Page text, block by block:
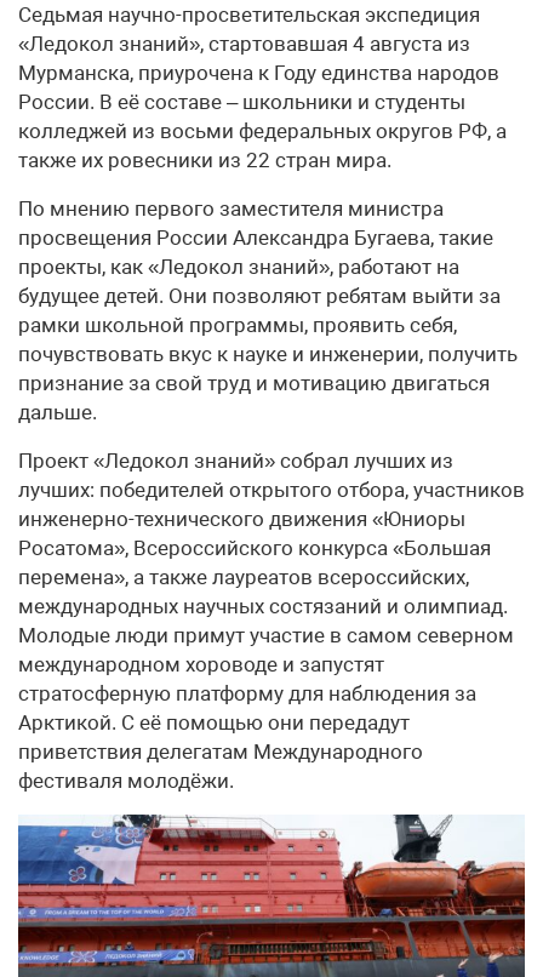
Седьмая научно-просветительская экспедиция
«Ледокол знаний», стартовавшая 4 августа из
Мурманска, приурочена к Году единства народов
России. В её составе – школьники и студенты
колледжей из восьми федеральных округов РФ, а
также их ровесники из 22 стран мира.
По мнению первого заместителя министра
просвещения России Александра Бугаева, такие
проекты, как «Ледокол знаний», работают на
будущее детей. Они позволяют ребятам выйти за
рамки школьной программы, проявить себя,
почувствовать вкус к науке и инженерии, получить
признание за свой труд и мотивацию двигаться
дальше.
Проект «Ледокол знаний» собрал лучших из
лучших: победителей открытого отбора, участников
инженерно-технического движения «Юниоры
Росатома», Всероссийского конкурса «Большая
перемена», а также лауреатов всероссийских,
международных научных состязаний и олимпиад.
Молодые люди примут участие в самом северном
международном хороводе и запустят
стратосферную платформу для наблюдения за
Арктикой. С её помощью они передадут
приветствия делегатам Международного
фестиваля молодёжи.